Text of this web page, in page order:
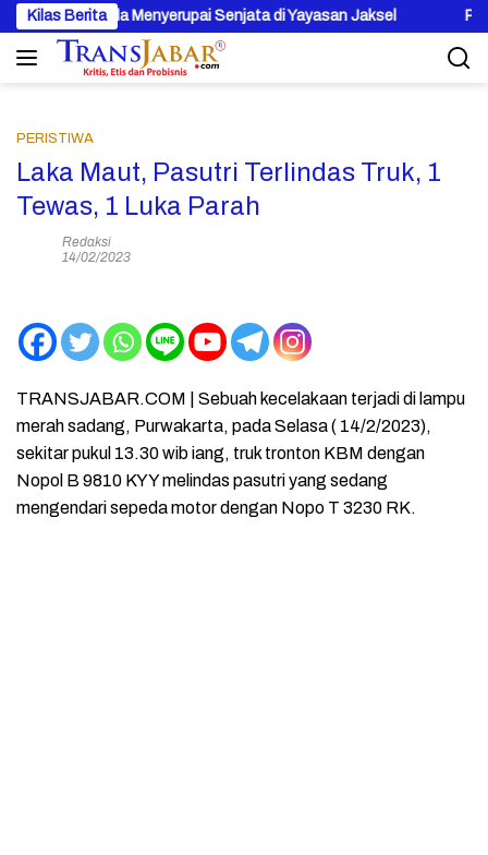
Langsung
ke
konten
Kilas Berita
Benda Menyerupai Senjata di Yayasan Jaksel
PERISTIWA
Laka Maut, Pasutri Terlindas Truk, 1
Tewas, 1 Luka Parah
Redaksi
14/02/2023
TRANSJABAR.COM | Sebuah kecelakaan terjadi di lampu
merah sadang, Purwakarta, pada Selasa ( 14/2/2023),
sekitar pukul 13.30 wib iang, truk tronton KBM dengan
Nopol B 9810 KYY melindas pasutri yang sedang
mengendari sepeda motor dengan Nopo T 3230 RK.